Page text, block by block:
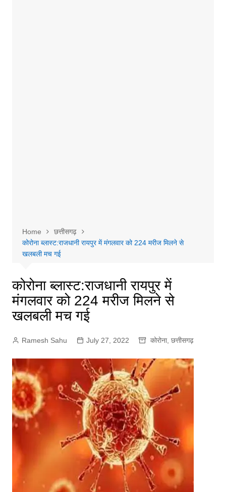
Home
छत्तीसगढ़
कोरोना ब्लास्ट:राजधानी रायपुर में मंगलवार को 224 मरीज मिलने से
खलबली मच गई
कोरोना ब्लास्ट:राजधानी रायपुर में
मंगलवार को 224 मरीज मिलने से
खलबली मच गई
Ramesh Sahu July 27, 2022 कोरोना, छत्तीसगढ़